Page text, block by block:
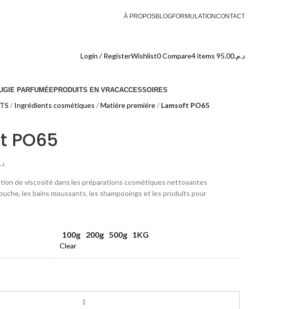
À PROPOSBLOGFORMULATIONCONTACT
Login / RegisterWishlist0Compare4items د.م.95.00
PARFUMÉEPRODUITS EN VRACACCESSOIRES
Ingrédients cosmétiques Matiére premiére
Lamsoft PO65
PO65
de viscosité dans les préparations cosmétiques nettoyantes
les bains moussants, les shampooings et les produits pour
100g 200g 500g 1KG
Clear